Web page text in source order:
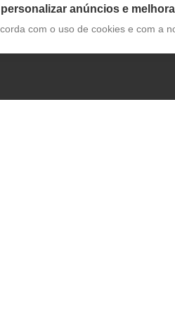
anúncios e
com o uso de cookies e com a